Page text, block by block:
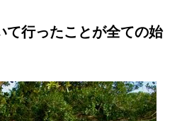
て行ったことが全ての始